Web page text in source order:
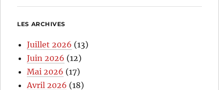
LES ARCHIVES
Juillet 2026 (13)
Juin 2026 (12)
Mai 2026 (17)
Avril 2026 (18)